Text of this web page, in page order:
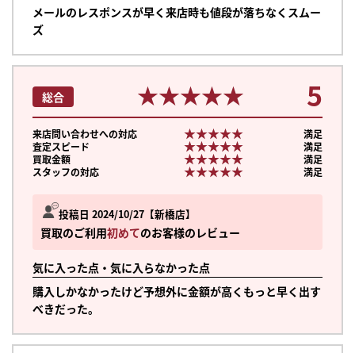
メールのレスポンスが早く来店時も値段が落ちなくスムー
ズ
投稿日 2024/10/27 新橋店
買取のご利用初めてのお客様のレビュー
気に入った点・気に入らなかった点
購入しかなかったけど予想外に金額が高くもっと早く出す
べきだった。
総合 ★★★★★
★★★★★ 5
来店問い合わせへの対応 ★★★★★
★★★★★
満足
査定スピード
★★★★★
★★★★★
満足
買取金額
★★★★★
★★★★★
満足
スタッフの対応
★★★★★
★★★★★ 満足